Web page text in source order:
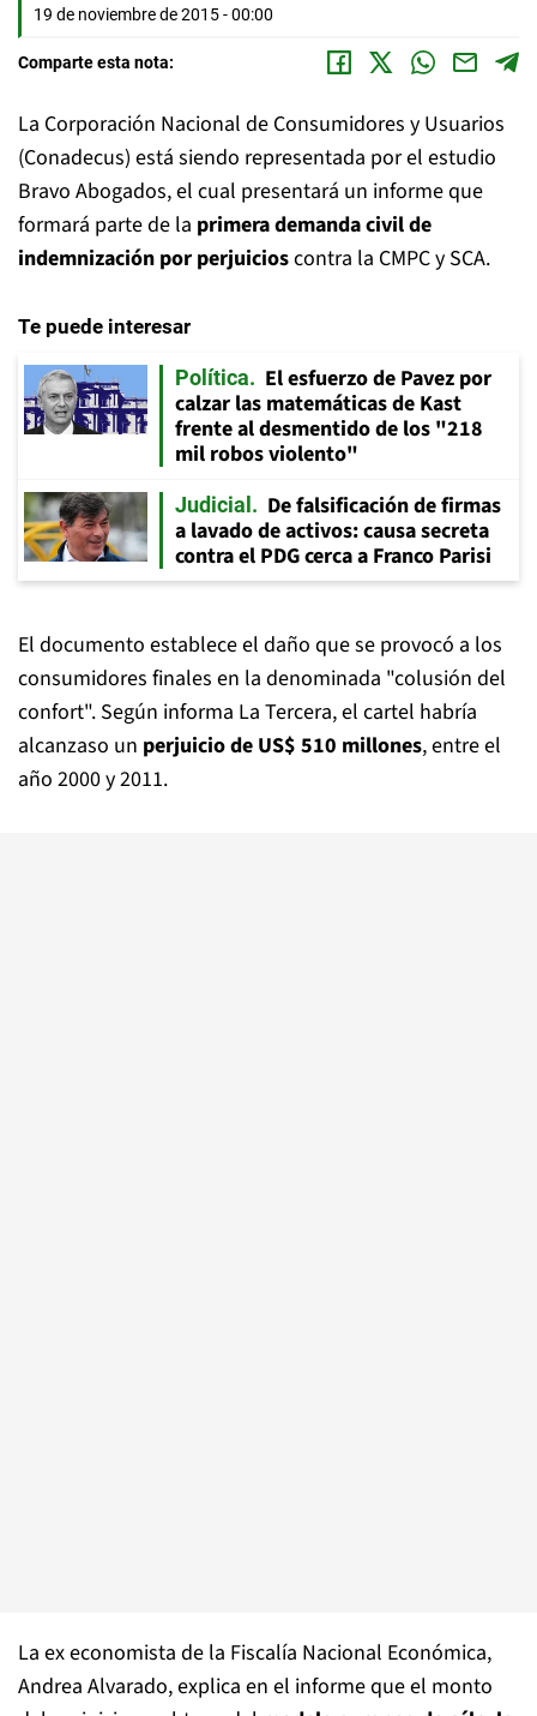
19 de noviembre de 2015 - 00:00
Comparte esta nota:
La Corporación Nacional de Consumidores y Usuarios
(Conadecus) está siendo representada por el estudio
Bravo Abogados, el cual presentará un informe que
formará parte de la primera demanda civil de
indemnización por perjuicioscontra la CMPC y SCA.
Te puede interesar
Política
El esfuerzo de Pavez por
calzar las matemáticas de Kast
frente al desmentido de los "218
mil robos violento"
Judicial
De falsificación de firmas
a lavado de activos: causa secreta
contra el PDG cerca a Franco Parisi
El documento establece el daño que se provocó a los
consumidores finales en la denominada "colusión del
confort". Según informa La Tercera, el cartel habría
alcanzaso un perjuicio de US$ 510 millones, entre el
año 2000 y 2011.
La ex economista de la Fiscalía Nacional Económica,
Andrea Alvarado, explica en el informe que el monto